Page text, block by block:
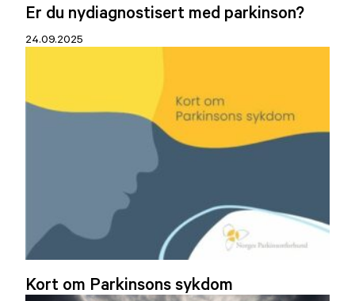
Er du nydiagnostisert med parkinson?
24.09.2025
Kort om Parkinsons sykdom